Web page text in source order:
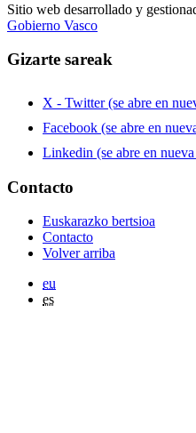
Sitio web desarrollado y
Gobierno Vasco
Gizarte sareak
X - Twitter (se abre en
Facebook (se abre en
Linkedin (se abre en
Contacto
Euskarazko bertsioa
Contacto
Volver arriba
eu
es